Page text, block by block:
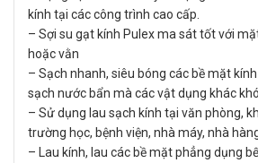
kính tại các công trình cao cấp.
– Sợi su gạt kính Pulex ma sát tốt với
hoặc vằn
– Sạch nhanh, siêu bóng các bề mặt
sạch nước bẩn mà các vật dụng khác
– Sử dụng lau sạch kính tại văn phòng,
trường học, bệnh viện, nhà máy, nhà
– Lau kính, lau các bề mặt phẳng dụng